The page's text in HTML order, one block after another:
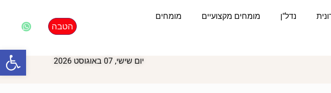
נדל"ן מומחים מקצועיים מומחים
הטבה
יום שישי, 07 באוגוסט 2026 פתח